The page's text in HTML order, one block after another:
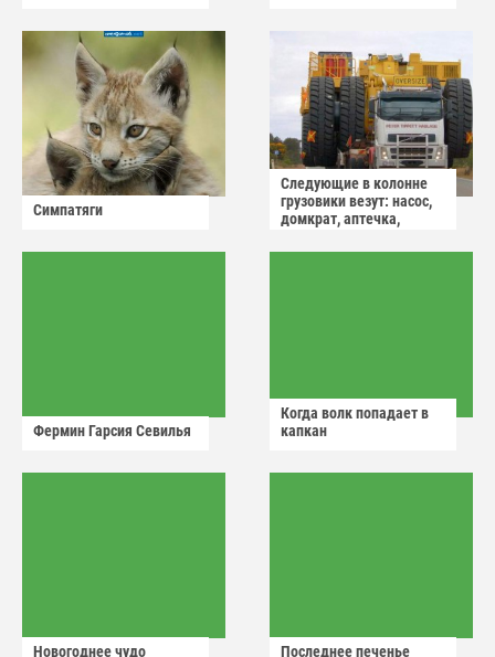
Симпатяги
Следующие в колонне
грузовики везут: насос,
домкрат, аптечка,
Фермин Гарсия Севилья
Когда волк попадает в
капкан
Новогоднее чудо Последнее печенье